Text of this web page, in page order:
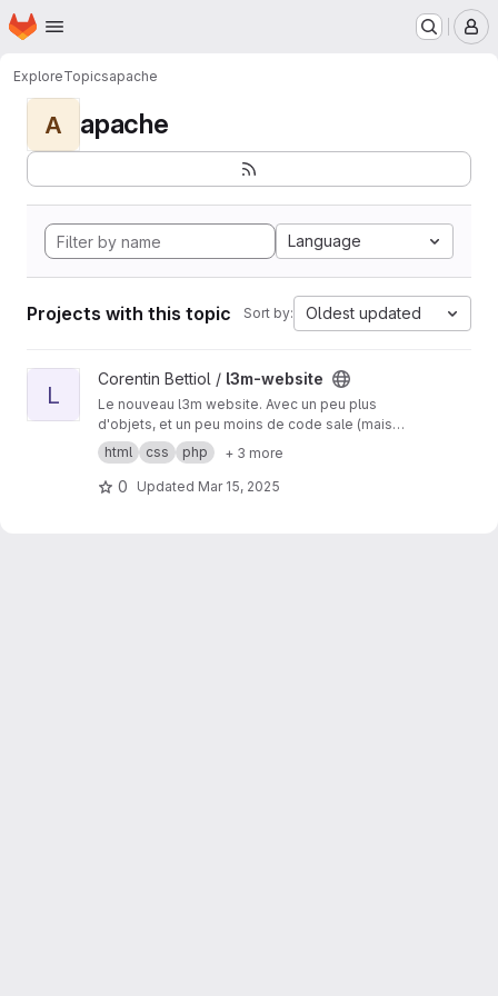
Skip to main content
Homepage
ExploreTopicsapache
A apache
Language
Projects with this topic Sort by: Oldest updated
View l3m-website project
L
Corentin Bettiol / l3m-website
Le nouveau l3m website. Avec un peu plus
d'objets, et un peu moins de code sale (mais
c'est pas encore tout à fait ça).
html css php + 3 more
0 Updated Mar 15, 2025